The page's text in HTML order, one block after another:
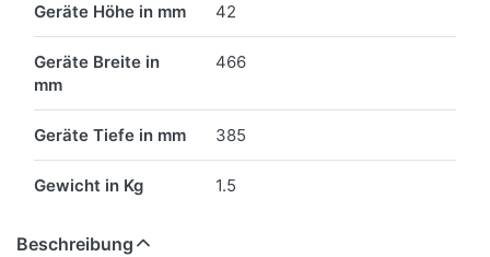
Geräte Höhe in mm 42
Geräte Breite in
mm
466
Geräte Tiefe in mm 385
Gewicht in Kg 1.5
Beschreibung